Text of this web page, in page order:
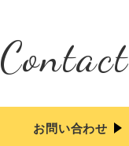
Contact
お問い合わせ